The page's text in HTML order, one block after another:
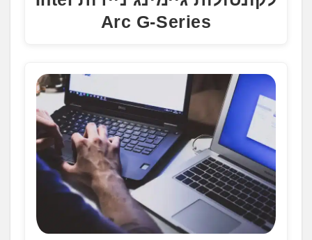
Arc G-Series